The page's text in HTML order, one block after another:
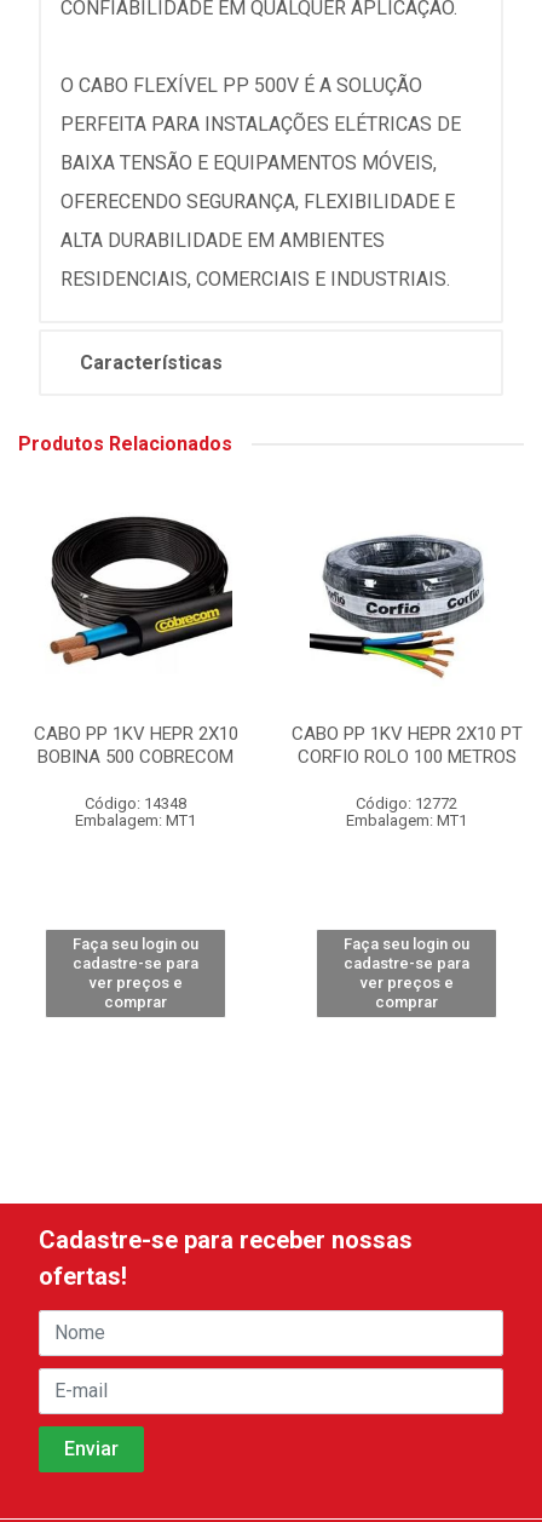
CONFIABILIDADE EM QUALQUER APLICAÇÃO.
O CABO FLEXÍVEL PP 500V É A SOLUÇÃO
PERFEITA PARA INSTALAÇÕES ELÉTRICAS DE
BAIXA TENSÃO E EQUIPAMENTOS MÓVEIS,
OFERECENDO SEGURANÇA, FLEXIBILIDADE E
ALTA DURABILIDADE EM AMBIENTES
RESIDENCIAIS, COMERCIAIS E INDUSTRIAIS.
Características
Produtos Relacionados
CABO PP 1KV HEPR 2X10
BOBINA 500 COBRECOM
Código: 14348
Embalagem: MT1
Faça seu login ou
cadastre-se para
ver preços e
comprar
CABO PP 1KV HEPR 2X10 PT
CORFIO ROLO 100 METROS
Código: 12772
Embalagem: MT1
Faça seu login ou
cadastre-se para
ver preços e
comprar
Cadastre-se para receber nossas
ofertas!